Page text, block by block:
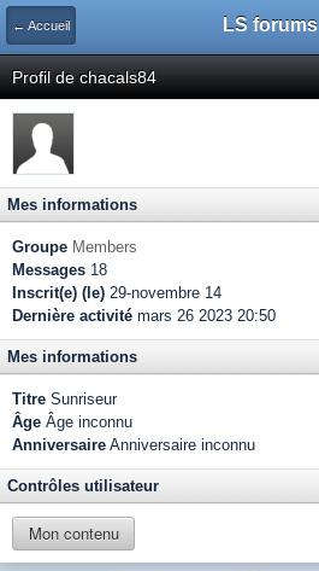
← Accueil LS forums
Profil de chacals84
Mes informations
Groupe Members
Messages 18
Inscrit(e) (le) 29-novembre 14
Dernière activité mars 26 2023 20:50
Mes informations
Titre Sunriseur
Âge Âge inconnu
Anniversaire Anniversaire inconnu
Contrôles utilisateur
Mon contenu